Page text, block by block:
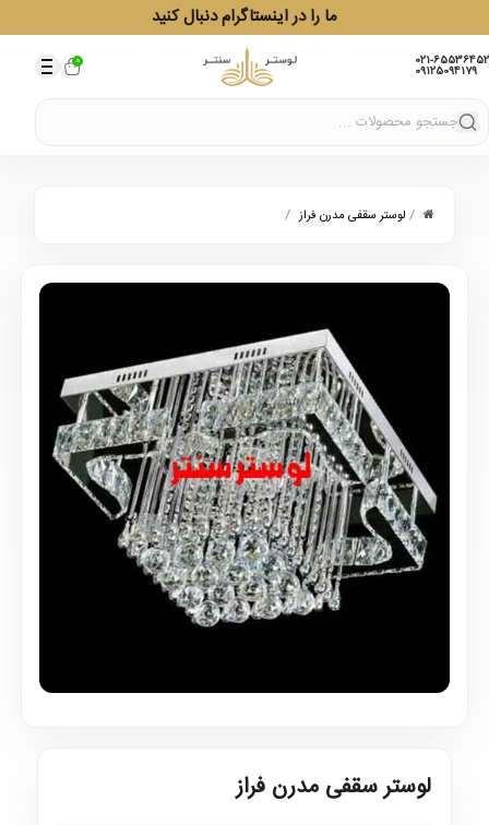
ما را در اینستاگرام دنبال کنید
021-65536452
09125094179
0
/ لوستر سقفی مدرن فراز /
لوستر سقفی مدرن فراز